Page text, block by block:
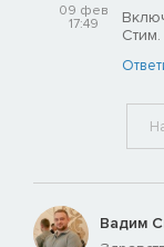
09 фев
17:49
Стим.
Вадим